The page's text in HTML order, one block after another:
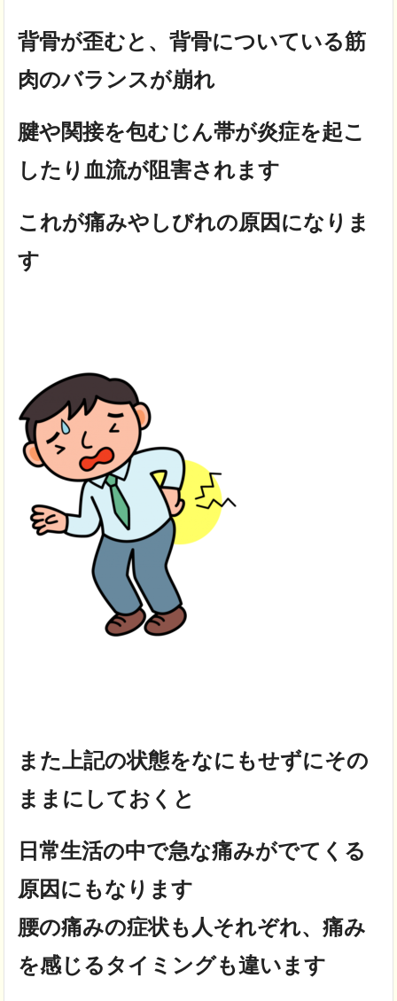
背骨が歪むと、背骨についている筋
肉のバランスが崩れ
腱や関接を包むじん帯が炎症を起こ
したり血流が阻害されます
これが痛みやしびれの原因 になりま
す
また上記の状態をなにもせずにその
ままにしておくと
日常生活の中で急な痛みがでてくる
原因にもなります
腰の痛みの症状も人それぞれ、痛み
を感じるタイミングも違います